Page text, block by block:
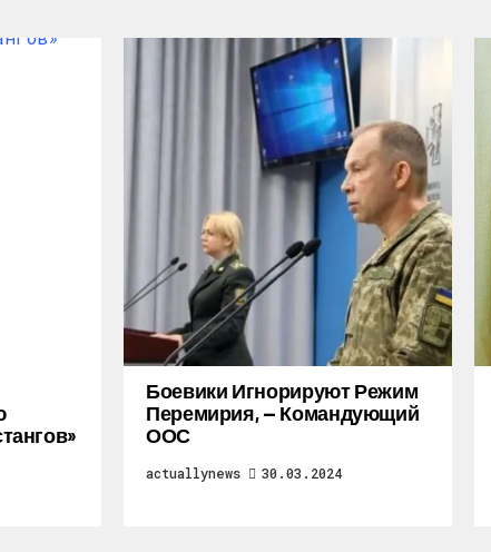
Боевики Игнорируют Режим
Перемирия, — Командующий
ООС
actuallynews 30.03.2024